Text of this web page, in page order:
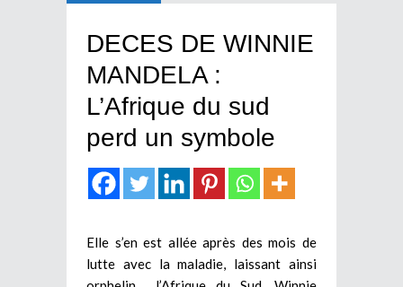
DECES DE WINNIE
MANDELA :
L’Afrique du sud
perd un symbole
Elle s’en est allée après des mois de
lutte avec la maladie, laissant ainsi